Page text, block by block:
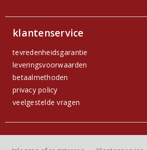
klantenservice
tevredenheidsgarantie
leveringsvoorwaarden
betaalmethoden
privacy policy
veelgestelde vragen